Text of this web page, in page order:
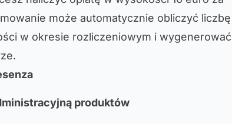
może automatycznie obliczyć liczbę
w okresie rozliczeniowym i wygenerować
produktów